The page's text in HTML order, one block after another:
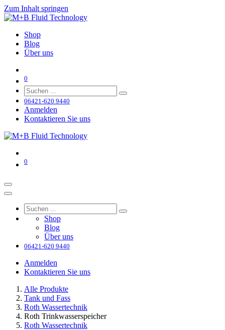
Zum Inhalt springen
Shop
Blog
Über uns
0
06421-620 9440
Anmelden
Kontaktieren Sie uns
0
Shop
Blog
Über uns
06421-620 9440
Anmelden
Kontaktieren Sie uns
Alle Produkte
Tank und Fass
Roth Wassertechnik
Roth Trinkwasserspeicher
Roth Wassertechnik